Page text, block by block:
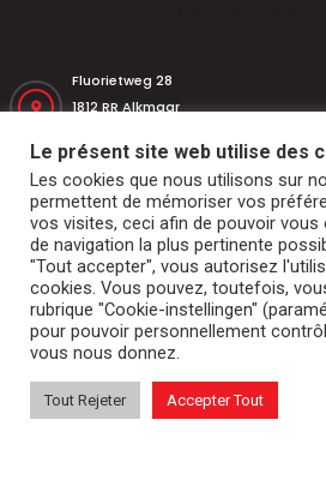
Fluorietweg 28
1812 RR Alkmaar
+31 (0)251 320 533
+31 (0)251 316 542
repa@repatransportbanden.nl
d’accueil Bandes transporteuses
Le présent site web utilise des
Les cookies que nous utilisons sur
permettent de mémoriser vos
vos visites, ceci afin de pouvoir
de navigation la plus pertinente
"Tout accepter", vous autorisez
cookies. Vous pouvez, toutefois,
rubrique "Cookie-instellingen"
pour pouvoir personnellement
vous nous donnez.
Tout Rejeter Accepter Tout